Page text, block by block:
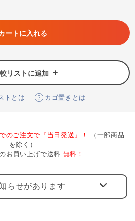
ートに入れる
リストに追加
トとは カゴ置きとは
のご注文で『当日発送』！
（一部商品
を除く）
お買い上げで送料 無料！
らせがあります